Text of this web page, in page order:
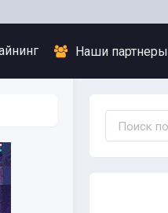
Наши партнеры